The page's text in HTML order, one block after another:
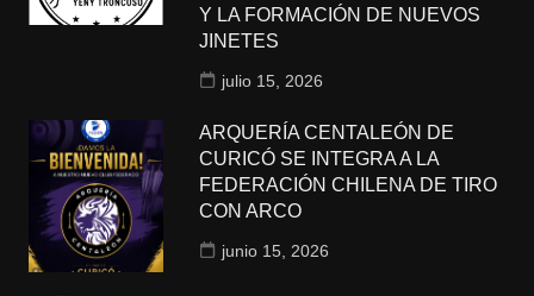
Y LA FORMACIÓN DE NUEVOS
JINETES
julio 15, 2026
ARQUERÍA CENTALEÓN DE
CURICÓ SE INTEGRA A LA
FEDERACIÓN CHILENA DE TIRO
CON ARCO
junio 15, 2026